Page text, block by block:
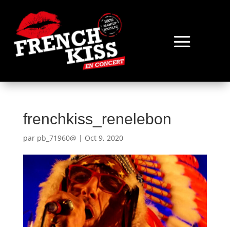
frenchkiss_renelebon
par pb_71960@ | Oct 9, 2020